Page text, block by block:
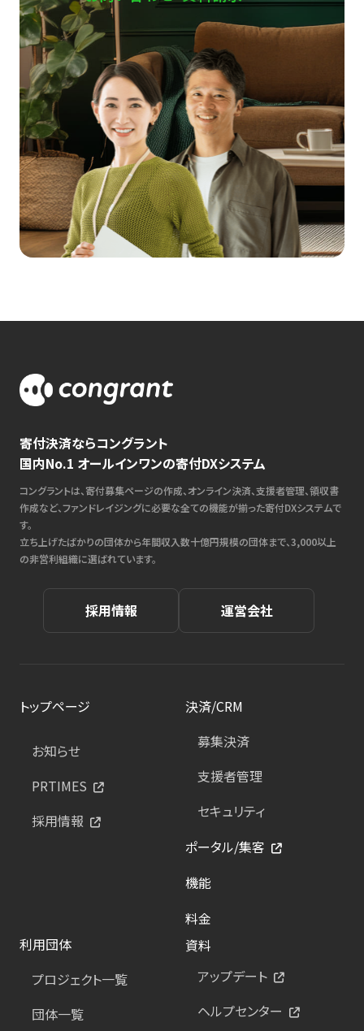
寄付決済ならコングラント
国内No.1 オールインワンの寄付DXシステム
コングラントは、寄付募集ページの作成、オンライン決済、支援者管理、領収書
作成など、ファンドレイジングに必要な全ての機能が揃った寄付DXシステムで
す。
立ち上げたばかりの団体から年間収入数十億円規模の団体まで、3,000以上
の非営利組織に選ばれています。
採用情報 運営会社
トップページ
お知らせ
PRTIMES
採用情報
決済/CRM
募集決済
支援者管理
セキュリティ
ポータル/集客
機能
料金
利用団体
プロジェクト一覧
団体一覧
資料
アップデート
ヘルプセンター